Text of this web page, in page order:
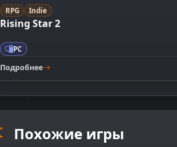
RPG Indie
Rising Star 2
PC
Подробнее
Похожие игры